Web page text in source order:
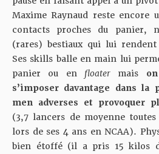
Maxime Raynaud reste encore
contacts proches du panier,
(rares) bestiaux qui lui rendent
Ses skills balle en main lui
panier ou en floatermais
s’imposer davantage dans
men adverses et provoquer
(3,7 lancers de moyenne
lors de ses 4 ans en NCAA).
bien étoffé (il a pris 15 kilos